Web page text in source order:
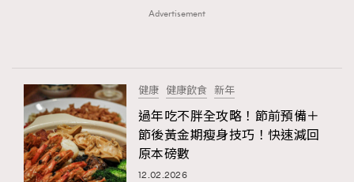
FigaroStyle
FigaroTalk 48
FigaroWatch 83
Grooming&Fitness 38
HommesFashion 2
HommeStyle
Advertisement
健康 健康飲食 新年
過年吃不胖全攻略！節前預備＋
節後黃金期瘦身技巧！快速減回
原本磅數
12.02.2026